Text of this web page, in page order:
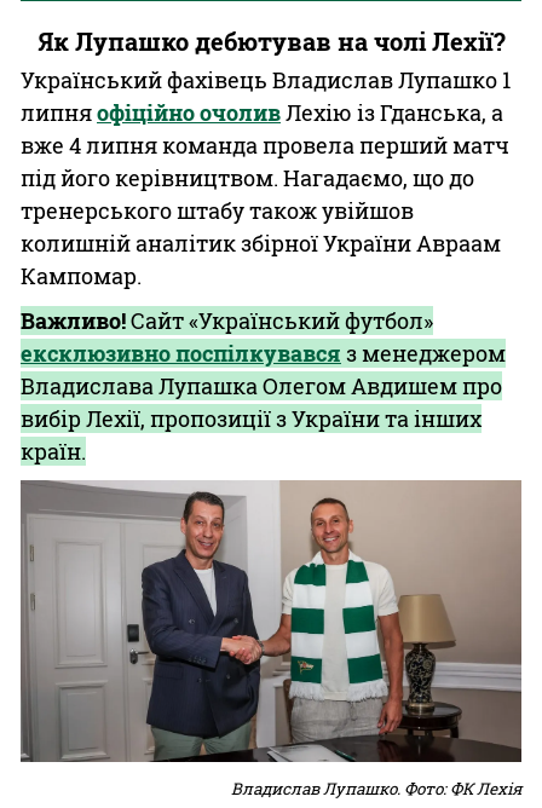
Як Лупашко дебютував на чолі Лехії?
Український фахівець Владислав Лупашко 1
липняофіційно очоливЛехію із Гданська, а
вже 4 липня команда провела перший матч
під його керівництвом. Нагадаємо, що до
тренерського штабу також увійшов
колишній аналітик збірної України Авраам
Кампомар.
Важливо!Сайт «Український футбол»
ексклюзивно поспілкувався з менеджером
Владислава Лупашка Олегом Авдишем про
вибір Лехії, пропозиції з України та інших
країн.
Владислав Лупашко. Фото: ФК Лехія